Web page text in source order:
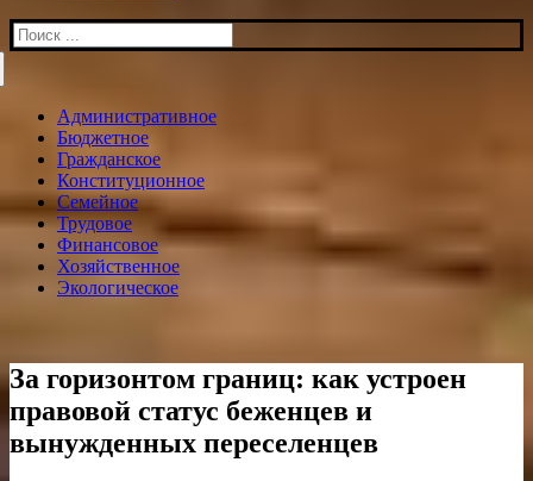
Искать:
Административное
Бюджетное
Гражданское
Конституционное
Семейное
Трудовое
Финансовое
Хозяйственное
Экологическое
За горизонтом границ: как устроен
правовой статус беженцев и
вынужденных переселенцев